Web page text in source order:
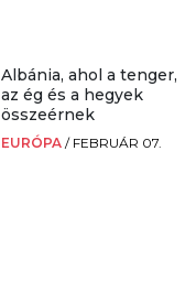
Albánia, ahol a tenger,
az ég és a hegyek
összeérnek
EURÓPA / FEBRUÁR 07.